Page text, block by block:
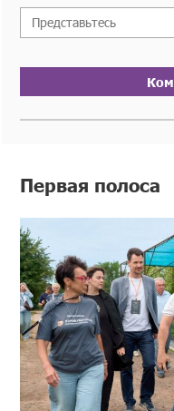
Первая полоса